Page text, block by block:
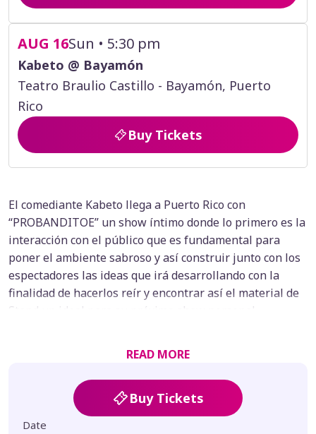
AUG 16Sun • 5:30 pm
Kabeto @ Bayamón
Teatro Braulio Castillo - Bayamón, Puerto
Rico
Buy Tickets
El comediante Kabeto llega a Puerto Rico con
“PROBANDITOE” un show íntimo donde lo primero es la
interacción con el público que es fundamental para
poner el ambiente sabroso y así construir junto con los
espectadores las ideas que irá desarrollando con la
finalidad de hacerlos reír y encontrar así el material de
Stand up ideal para su próximo show personal.
para el público además de un momento reservado para
cuál es 😜🫶🏻.
READ MORE
Buy Tickets
Date